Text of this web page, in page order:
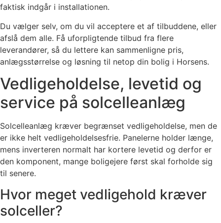
faktisk indgår i installationen.
Du vælger selv, om du vil acceptere et af tilbuddene, eller
afslå dem alle. Få uforpligtende tilbud fra flere
leverandører, så du lettere kan sammenligne pris,
anlægsstørrelse og løsning til netop din bolig i Horsens.
Vedligeholdelse, levetid og
service på solcelleanlæg
Solcelleanlæg kræver begrænset vedligeholdelse, men de
er ikke helt vedligeholdelsesfrie. Panelerne holder længe,
mens inverteren normalt har kortere levetid og derfor er
den komponent, mange boligejere først skal forholde sig
til senere.
Hvor meget vedligehold kræver
solceller?